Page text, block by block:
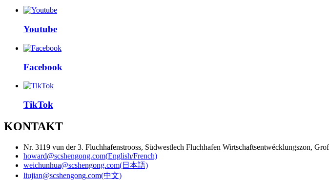
Youtube
Facebook
TikTok
KONTAKT
Nr. 3119 vun der 3. Fluchhafenstrooss, Südwestlech Fluchhafen Wirtschaftsentwécklungszon,
howard@scshengong.com(English/French)
weichunhua@scshengong.com(日本語)
liujian@scshengong.com(中文)